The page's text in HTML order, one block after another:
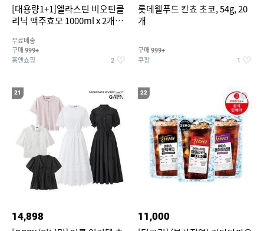
[대용량1+1]엘라스틴 비오틴클
리닉 맥주효모 1000ml x 2개
무료배송
구매 999+
홈앤쇼핑 2
롯데웰푸드 칸쵸 초코, 54g, 20
개
구매 999+
쿠팡 1
21
14,898
22
11,000